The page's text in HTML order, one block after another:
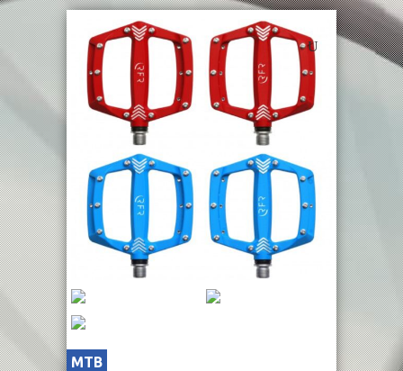
MTB